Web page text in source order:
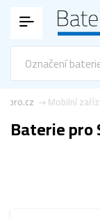
Mobilní
pro.cz
Baterie pro